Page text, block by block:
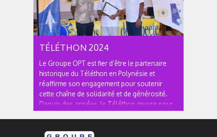
TÉLÉTHON 2024
Le Groupe OPT est fier d’être le partenaire
historique du Téléthon en Polynésie et
réaffirme son engagement pour soutenir
cette chaîne de solidarité et de générosité.
Depuis des années, le Téléthon œuvre pour